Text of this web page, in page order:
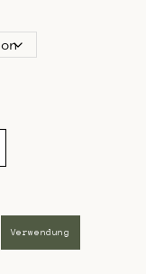
Verwendung